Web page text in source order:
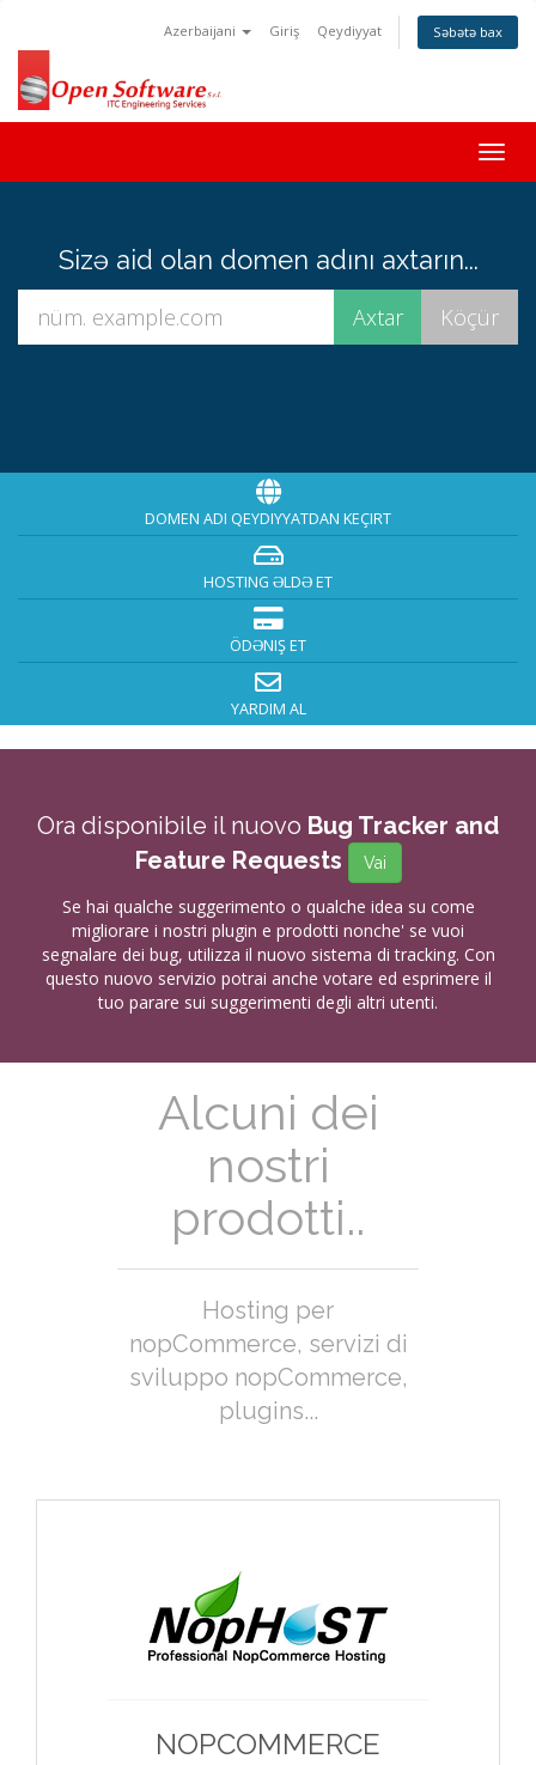
Azerbaijani Giriş Qeydiyyat Səbətə bax
Sizə aid olan domen adını axtarın...
DOMEN ADI QEYDIYYATDAN KEÇIRT
HOSTING ƏLDƏ ET
ÖDƏNIŞ ET
YARDIM AL
Ora disponibile il nuovo Bug Tracker and
Feature Requests
Vai
Se hai qualche suggerimento o qualche idea su come
migliorare i nostri plugin e prodotti nonche' se vuoi
segnalare dei bug, utilizza il nuovo sistema di tracking. Con
questo nuovo servizio potrai anche votare ed esprimere il
tuo parare sui suggerimenti degli altri utenti.
Alcuni dei
nostri
prodotti..
Hosting per
nopCommerce, servizi di
sviluppo nopCommerce,
plugins...
NOPCOMMERCE